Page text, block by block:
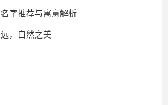
字推荐与寓意解析
，自然之美